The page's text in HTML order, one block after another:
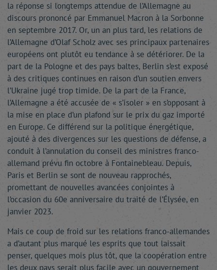
la réponse si longtemps attendue de l’Allemagne au
discours prononcé par Emmanuel Macron à la Sorbonne
en septembre 2017. Or, un an plus tard, les relations de
l’Allemagne d’Olaf Scholz avec ses principaux partenaires
européens ont plutôt eu tendance à se détériorer. De la
part de la Pologne et des pays baltes, Berlin s’est exposé
à des critiques continues en raison d’un soutien envers
l’Ukraine jugé trop timide. De la part de la France,
l’Allemagne a été accusée de « s’isoler » en s’opposant à
la mise en place d’un plafond sur le prix du gaz importé
en Europe. Ce différend sur la politique énergétique,
ajouté à des divergences sur les questions de défense, a
conduit à l’annulation du conseil des ministres franco-
allemand prévu fin octobre à Fontainebleau. Depuis,
Paris et Berlin se sont de nouveau rapprochés,
promettant de nouvelles avancées conjointes à
l’occasion du 60e anniversaire du traité de l’Élysée, en
janvier 2023.
Mais ce coup de froid sur les relations franco-allemandes
a d’autant plus marqué les esprits que tout laissait
penser, quelques mois plus tôt, que la coopération entre
les deux pays serait plus facile avec un gouvernement